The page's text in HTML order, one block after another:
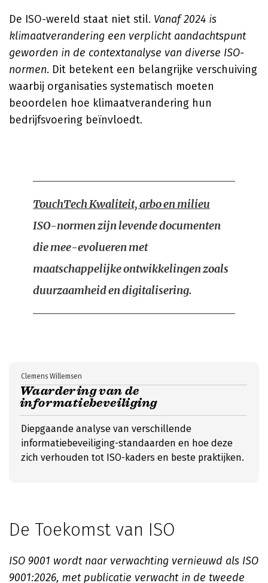
De ISO-wereld staat niet stil. Vanaf 2024 is
klimaatverandering een verplicht aandachtspunt
geworden in de contextanalyse van diverse ISO-
normen. Dit betekent een belangrijke verschuiving
waarbij organisaties systematisch moeten
beoordelen hoe klimaatverandering hun
bedrijfsvoering beïnvloedt.
TouchTech Kwaliteit, arbo en milieu
ISO-normen zijn levende documenten
die mee-evolueren met
maatschappelijke ontwikkelingen zoals
duurzaamheid en digitalisering.
Waardering van de
informatiebeveiliging
Clemens Willemsen
Diepgaande analyse van verschillende
informatiebeveiliging-standaarden en hoe deze
zich verhouden tot ISO-kaders en beste praktijken.
De Toekomst van ISO
ISO 9001 wordt naar verwachting vernieuwd als ISO
9001:2026, met publicatie verwacht in de tweede